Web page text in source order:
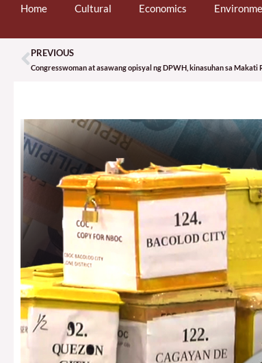
Home Cultural Economics
Prev
PREVIOUS
Congresswoman at asawang opisyal ng DPWH, kinasuhan sa Makati